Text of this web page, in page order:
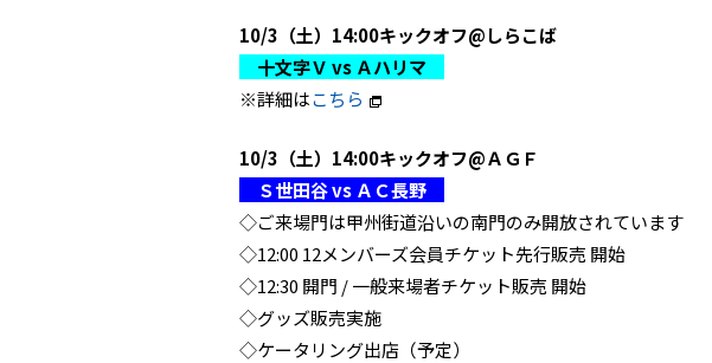
10/3（土）14:00キックオフ@しらこば
十文字Ｖ vs Ａハリマ
※詳細はこちら
10/3（土）14:00キックオフ@ＡＧＦ
Ｓ世田谷 vs ＡＣ長野
◇ご来場門は甲州街道沿いの南門のみ開放されています
◇12:00 12メンバーズ会員チケット先行販売 開始
◇12:30 開門 / 一般来場者チケット販売 開始
◇グッズ販売実施
◇ケータリング出店（予定）